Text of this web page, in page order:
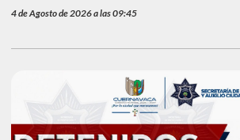
4 de Agosto de 2026 a las 09:45